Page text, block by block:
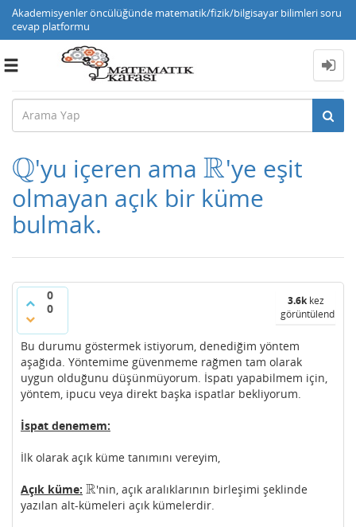
Akademisyenler öncülüğünde matematik/fizik/bilgisayar bilimleri soru
cevap platformu
Toggle
Q
Q'yu içeren amaR
R 'ye eşit
olmayan açık bir küme
bulmak.
0
0
3.6kkez
görüntülendi
Bu durumu göstermek istiyorum, denediğim yöntem
aşağıda. Yöntemime güvenmeme rağmen tam olarak
uygun olduğunu düşünmüyorum. İspatı yapabilmem için,
yöntem, ipucu veya direkt başka ispatlar bekliyorum.
İspat denemem:
İlk olarak açık küme tanımını vereyim,
Açık küme: R
R 'nin, açık aralıklarının birleşimi şeklinde
yazılan alt-kümeleri açık kümelerdir.